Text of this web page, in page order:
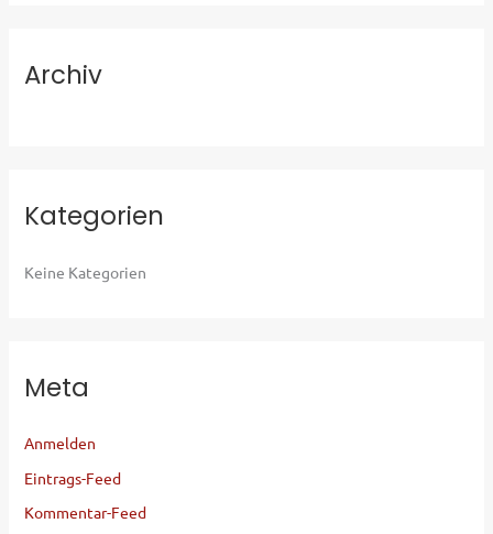
h
Archiv
Kategorien
Keine Kategorien
Meta
Anmelden
Eintrags-Feed
Kommentar-Feed